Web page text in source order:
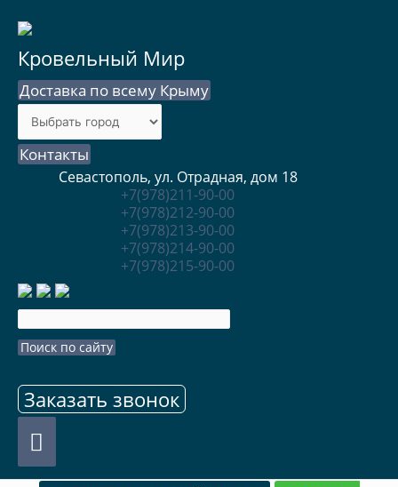
Кровельный Мир
Доставка по всему Крыму
Контакты
Севастополь, ул. Отрадная, дом 18
+7(978)211-90-00
+7(978)212-90-00
+7(978)213-90-00
+7(978)214-90-00
+7(978)215-90-00
Заказать звонок
Главное